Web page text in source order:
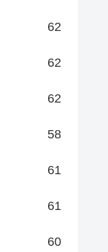
62
62
62
58
61
61
60